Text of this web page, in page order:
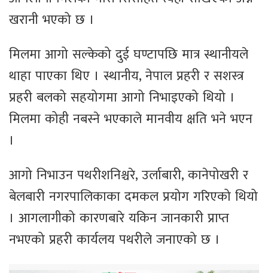
खरानी भएको छ ।
मिलमा आगो सल्केको दुई घण्टापछि मात्र स्थानीयले
थाहा पाएका थिए । स्थानीय, नेपाल प्रहरी र सशस्त्र
प्रहरी बलको सहयोगमा आगो निभाइएको थियो ।
मिलमा कोही नबस्ने भएकाले मानवीय क्षति भने भएन
।
आगो निभाउन पथरीशनिश्चरे, उर्लाबारी, कानेपोखरी र
बेलबारी नगरपालिकाका दमकल प्रयोग गरिएको थियो
। आगलागीको कारणबारे यकिन जानकारी प्राप्त
नभएको प्रहरी कार्यलय पथरीले जनाएको छ ।